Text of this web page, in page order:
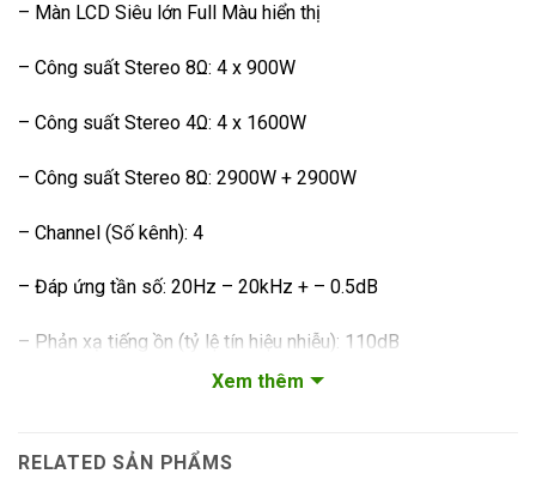
– Màn LCD Siêu lớn Full Màu hiển thị
– Công suất Stereo 8Ω: 4 x 900W
– Công suất Stereo 4Ω: 4 x 1600W
– Công suất Stereo 8Ω: 2900W + 2900W
– Channel (Số kênh): 4
– Đáp ứng tần số: 20Hz – 20kHz + – 0.5dB
– Phản xạ tiếng ồn (tỷ lệ tín hiệu nhiễu): 110dB
– Hệ số giảm chấn (Hệ số suy): 300
Xem thêm
RELATED SẢN PHẨMS